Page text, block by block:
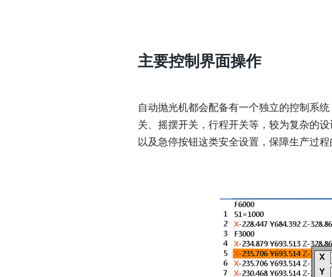
主要控制界面操作
自动抛光机都会配备有一个独立的控制系
关、摇摆开关，行程开关等，较为复杂的
以及急停按钮这类安全设置，保障生产过程